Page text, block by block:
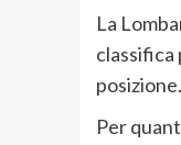
La
classifica
Per